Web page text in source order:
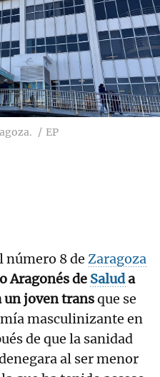
EP
número 8 de Zaragoza
Aragonés de Saluda
un joven transque se
masculinizante en
de que la sanidad
al ser menor